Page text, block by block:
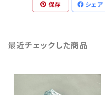
保存 シェア
最近チェックした商品